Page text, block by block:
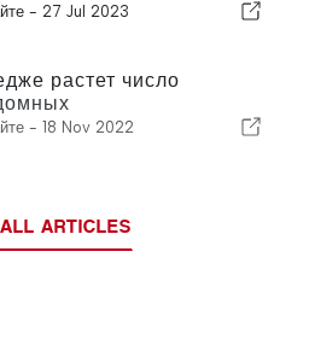
- 27 Jul 2023
растет число
- 18 Nov 2022
ARTICLES